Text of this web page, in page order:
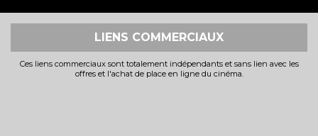
LIENS COMMERCIAUX
Ces liens commerciaux sont totalement indépendants et sans lien avec les
offres et l'achat de place en ligne du cinéma.